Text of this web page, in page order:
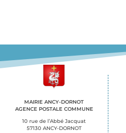
MAIRIE ANCY-DORNOT
AGENCE POSTALE COMMUNE
10 rue de l’Abbé Jacquat
57130 ANCY-DORNOT